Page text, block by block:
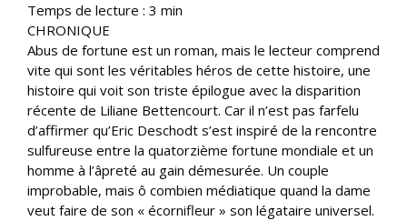
Temps de lecture : 3 min
CHRONIQUE
Abus de fortune est un roman, mais le lecteur comprend
vite qui sont les véritables héros de cette histoire, une
histoire qui voit son triste épilogue avec la disparition
récente de Liliane Bettencourt. Car il n’est pas farfelu
d’affirmer qu’Eric Deschodt s’est inspiré de la rencontre
sulfureuse entre la quatorzième fortune mondiale et un
homme à l’âpreté au gain démesurée. Un couple
improbable, mais ô combien médiatique quand la dame
veut faire de son « écornifleur » son légataire universel.